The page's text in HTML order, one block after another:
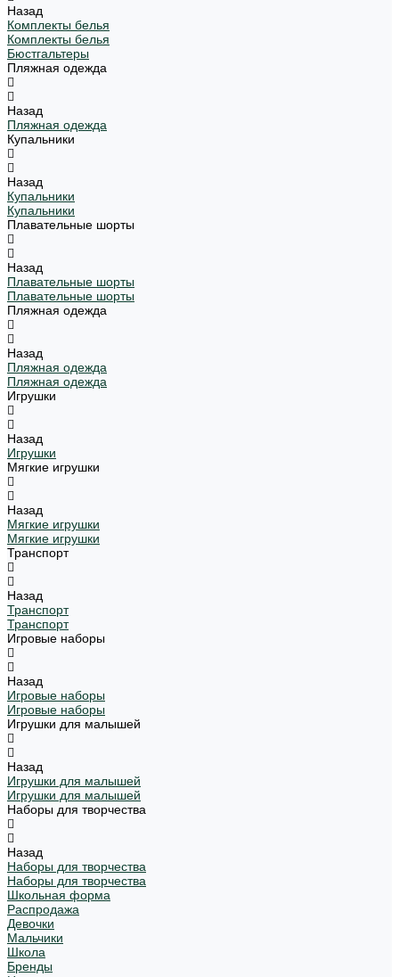
Назад
Комплекты белья
Комплекты белья
Бюстгальтеры
Пляжная одежда
Назад
Пляжная одежда
Купальники
Назад
Купальники
Купальники
Плавательные шорты
Назад
Плавательные шорты
Плавательные шорты
Пляжная одежда
Назад
Пляжная одежда
Пляжная одежда
Игрушки
Назад
Игрушки
Мягкие игрушки
Назад
Мягкие игрушки
Мягкие игрушки
Транспорт
Назад
Транспорт
Транспорт
Игровые наборы
Назад
Игровые наборы
Игровые наборы
Игрушки для малышей
Назад
Игрушки для малышей
Игрушки для малышей
Наборы для творчества
Назад
Наборы для творчества
Наборы для творчества
Школьная форма
Распродажа
Девочки
Мальчики
Школа
Бренды